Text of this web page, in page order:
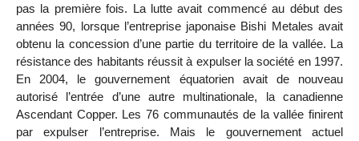
pas la première fois. La lutte avait commencé au début des
années 90, lorsque l’entreprise japonaise Bishi Metales avait
obtenu la concession d’une partie du territoire de la vallée. La
résistance des habitants réussit à expulser la société en 1997.
En 2004, le gouvernement équatorien avait de nouveau
autorisé l’entrée d’une autre multinationale, la canadienne
Ascendant Copper. Les 76 communautés de la vallée finirent
par expulser l’entreprise. Mais le gouvernement actuel